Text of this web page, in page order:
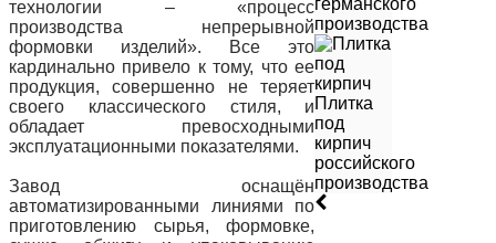
германского
производства
Плитка
под
кирпич
российского
производства
технологии – «процесс
производства непрерывной
формовки изделий». Все это
кардинально привело к тому, что ее
продукция, совершенно не теряет
своего классического стиля, и
обладает превосходными
эксплуатационными показателями.
Завод оснащён
автоматизированными линиями по
приготовлению сырья, формовке,